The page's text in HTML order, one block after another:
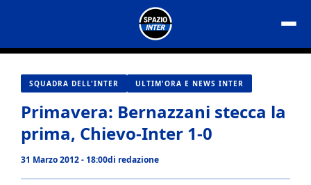
contenuto
SQUADRA DELL'INTER ULTIM'ORA E NEWS INTER
Primavera: Bernazzani stecca la
prima, Chievo-Inter 1-0
31 Marzo 2012 - 18:00di redazione